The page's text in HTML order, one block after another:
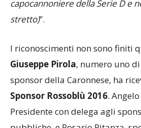
(basti dire che nel solo girone di
capocannoniere della Serie D e
I riconoscimenti non sono finiti
Giuseppe Pirola, numero uno
sponsor della Caronnese, ha
Sponsor Rossoblù 2016.